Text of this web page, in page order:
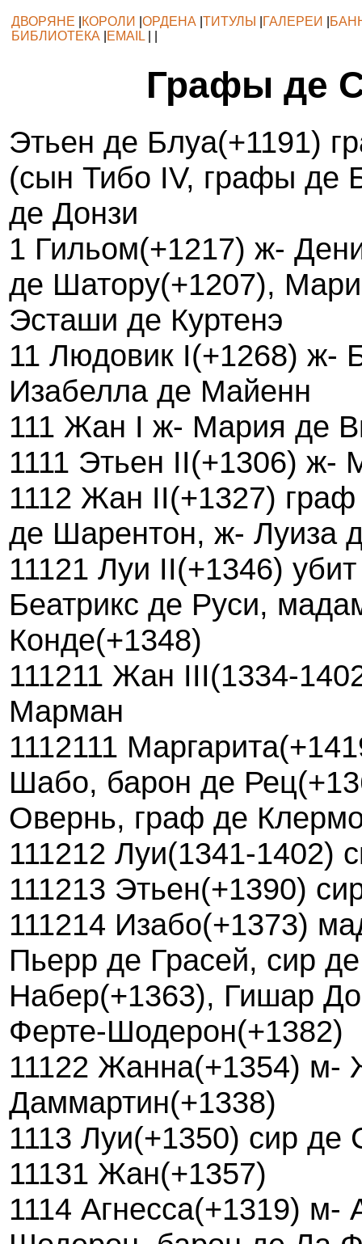
ДВОРЯНЕ КОРОЛИ ОРДЕНА ТИТУЛЫ ГАЛЕРЕИ
БИБЛИОТЕКА
EMAIL
Графы де
Этьен де Блуа(+1191)
(сын Тибо IV, графы де
де Донзи
1 Гильом(+1217) ж-
де Шатору(+1207),
Эсташи де Куртенэ
11 Людовик I(+1268) ж-
Изабелла де Майенн
111 Жан I ж- Мария де
1111 Этьен II(+1306) ж-
1112 Жан II(+1327)
де Шарентон, ж- Луиза
11121 Луи II(+1346)
Беатрикс де Руси,
Конде(+1348)
111211 Жан III(1334-
Марман
1112111
Шабо, барон де
Овернь, граф де
111212 Луи(1341-1402)
111213 Этьен(+1390)
111214 Изабо(+1373)
Пьерр де Грасей, сир
Набер(+1363), Гишар
Ферте-Шодерон(+1382)
11122 Жанна(+1354) м-
Даммартин(+1338)
1113 Луи(+1350) сир де
11131 Жан(+1357)
1114 Агнесса(+1319) м-